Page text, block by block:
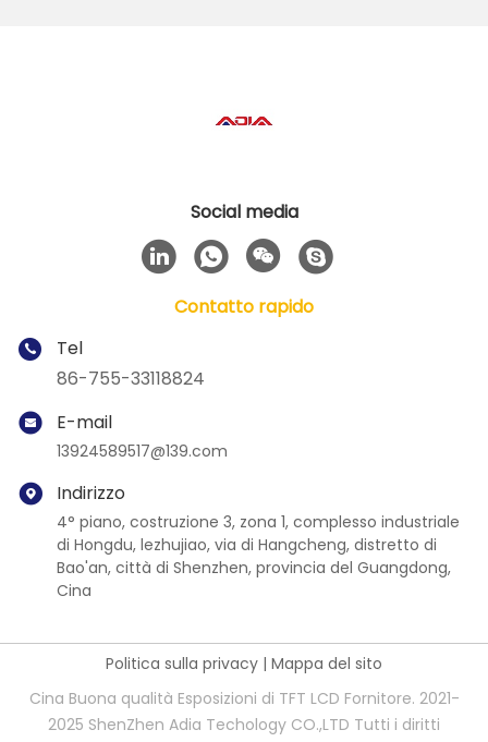
Social media
Contatto rapido
Tel
86-755-33118824
E-mail
13924589517@139.com
Indirizzo
4° piano, costruzione 3, zona 1, complesso industriale
di Hongdu, lezhujiao, via di Hangcheng, distretto di
Bao'an, città di Shenzhen, provincia del Guangdong,
Cina
Politica sulla privacy | Mappa del sito
Cina Buona qualità Esposizioni di TFT LCD Fornitore. 2021-
2025 ShenZhen Adia Techology CO.,LTD Tutti i diritti